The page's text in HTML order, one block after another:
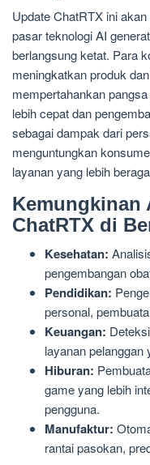
Update ChatRTX ini
pasar teknologi AI
berlangsung ketat. Para
meningkatkan produk
mempertahankan
lebih cepat dan
sebagai dampak dari
menguntungkan
layanan yang lebih
Kemungkinan
ChatRTX di
Kesehatan:
pengembangan
Pendidikan:
personal,
Keuangan:
layanan pelanggan
Hiburan:
game yang lebih
pengguna.
Manufaktur:
rantai pasokan,